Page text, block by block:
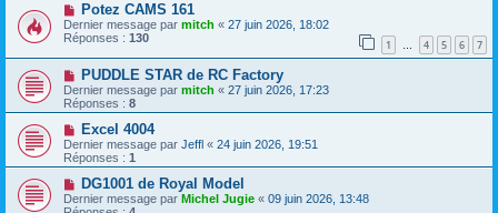
Potez CAMS 161
Dernier message par mitch « 27 juin 2026, 18:02
Réponses : 130 1 … 4 5 6 7
PUDDLE STAR de RC Factory
Dernier message par mitch « 27 juin 2026, 17:23
Réponses : 8
Excel 4004
Dernier message par Jeffl « 24 juin 2026, 19:51
Réponses : 1
DG1001 de Royal Model
Dernier message par Michel Jugie « 09 juin 2026, 13:48